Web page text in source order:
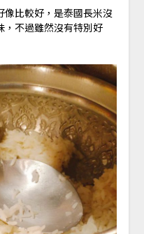
比較好，是泰國長米沒
，不過雖然沒有特別好